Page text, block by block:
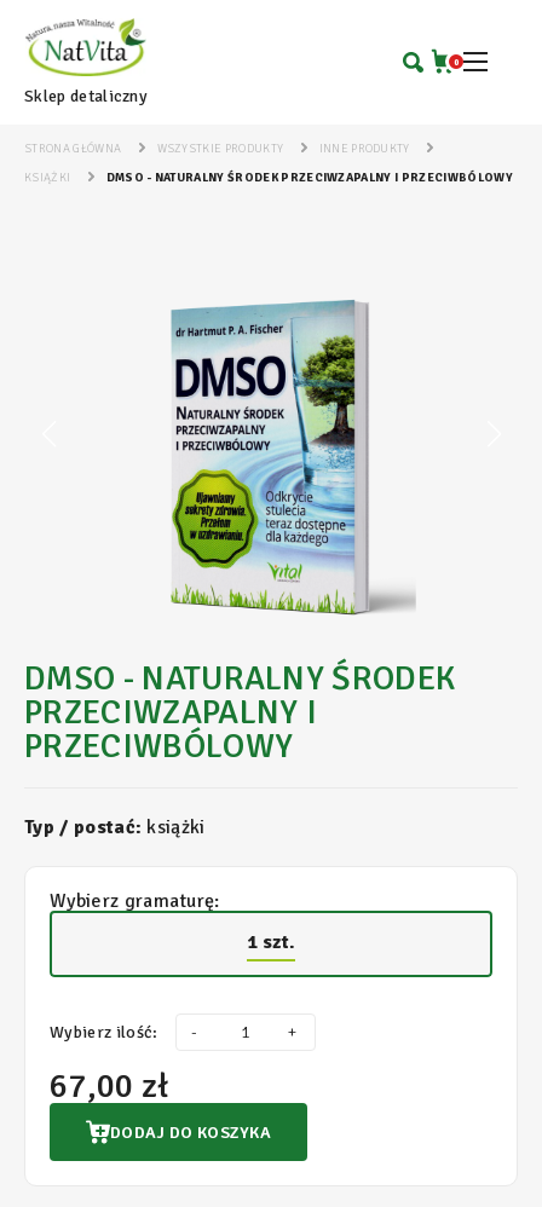
Sklep detaliczny
0
STRONA GŁÓWNA WSZYSTKIE PRODUKTY
INNE PRODUKTY
KSIĄŻKI
DMSO - NATURALNY ŚRODEK PRZECIWZAPALNY I PRZECIWBÓLOWY
DMSO - NATURALNY ŚRODEK
PRZECIWZAPALNY I
PRZECIWBÓLOWY
Typ / postać: książki
Wybierz gramaturę:
1 szt.
Wybierz ilość: - +
67,00 zł
DODAJ DO KOSZYKA